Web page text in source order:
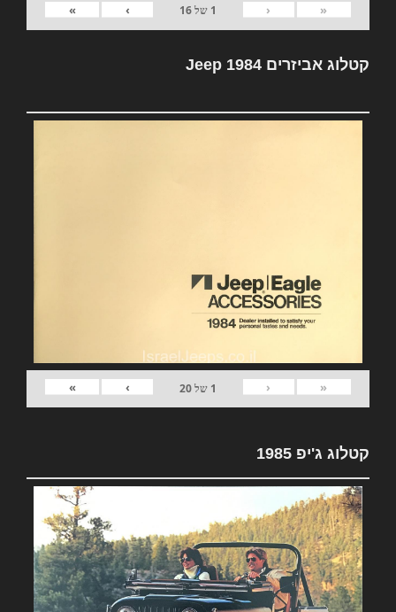
«
‹
1 של16
›
»
קטלוג אביזרים Jeep 1984
«
‹
1 של20
›
»
קטלוג ג'יפ 1985